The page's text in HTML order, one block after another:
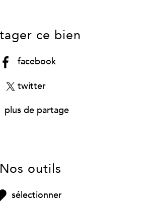
ce bien
facebook
twitter
plus de partage
Nos outils
sélectionner